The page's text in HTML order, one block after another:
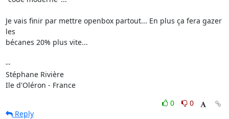
Je vais finir par mettre openbox partout... En plus ça fera gazer
les
bécanes 20% plus vite...
--
Stéphane Rivière
Ile d'Oléron - France
0
0
Reply